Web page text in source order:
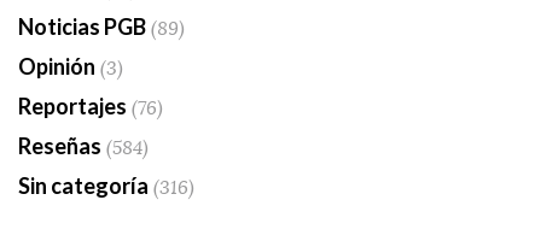
Noticias PGB(89)
Opinión (3)
Reportajes (76)
Reseñas (584)
Sin categoría (316)